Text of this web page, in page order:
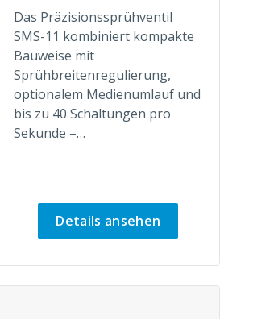
Das Präzisionssprühventil
SMS-11 kombiniert kompakte
Bauweise mit
Sprühbreitenregulierung,
optionalem Medienumlauf und
bis zu 40 Schaltungen pro
Sekunde –…
Details ansehen